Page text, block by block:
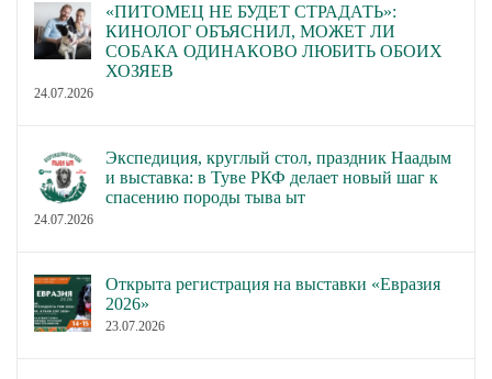
«ПИТОМЕЦ НЕ БУДЕТ СТРАДАТЬ»:
КИНОЛОГ ОБЪЯСНИЛ, МОЖЕТ ЛИ
СОБАКА ОДИНАКОВО ЛЮБИТЬ ОБОИХ
ХОЗЯЕВ
24.07.2026
Экспедиция, круглый стол, праздник Наадым
и выставка: в Туве РКФ делает новый шаг к
спасению породы тыва ыт
24.07.2026
Открыта регистрация на выставки «Евразия
2026»
23.07.2026